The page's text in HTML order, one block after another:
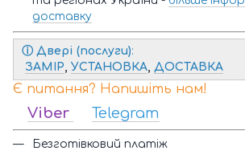
доставку
ⓘ Двері (послуги):
ЗАМІР, УСТАНОВКА, ДОСТАВКА
Є питання? Напишіть нам!
Viber Telegram
Безготівковий платіж